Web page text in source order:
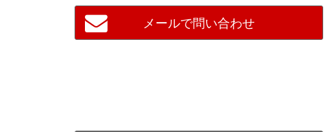
メールで問い合わせ